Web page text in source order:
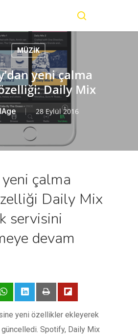
MÜZİK
yeni çalma
Daily Mix
28 Eylül 2016
çalma
Daily Mix
servisini
devam
yeni özellikler ekleyerek
Spotify, Daily Mix